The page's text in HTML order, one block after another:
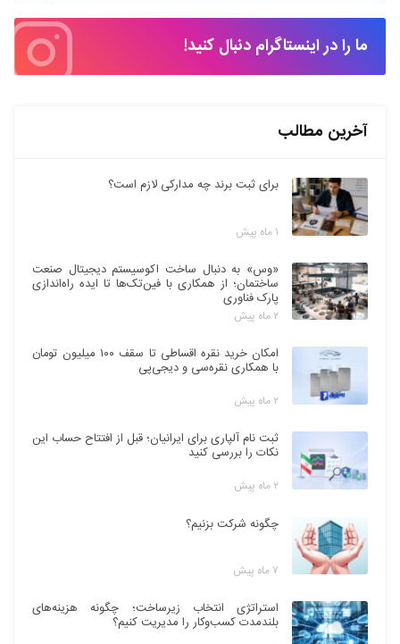
ما را در اینستاگرام دنبال کنید!
آخرین مطالب
برای ثبت برند چه مدارکی لازم است؟
۱ ماه پیش
«وس» به دنبال ساخت اکوسیستم دیجیتال صنعت
ساختمان؛ از همکاری با فین‌تک‌ها تا ایده راه‌اندازی
پارک فناوری
۲ ماه پیش
امکان خرید نقره اقساطی تا سقف ۱۰۰ میلیون تومان
با همکاری نقره‌سی و دیجی‌پی
۲ ماه پیش
ثبت نام آلپاری برای ایرانیان؛ قبل از افتتاح حساب این
نکات را بررسی کنید
۲ ماه پیش
چگونه شرکت بزنیم؟
۷ ماه پیش
استراتژی انتخاب زیرساخت؛ چگونه هزینه‌های
بلندمدت کسب‌وکار را مدیریت کنیم؟